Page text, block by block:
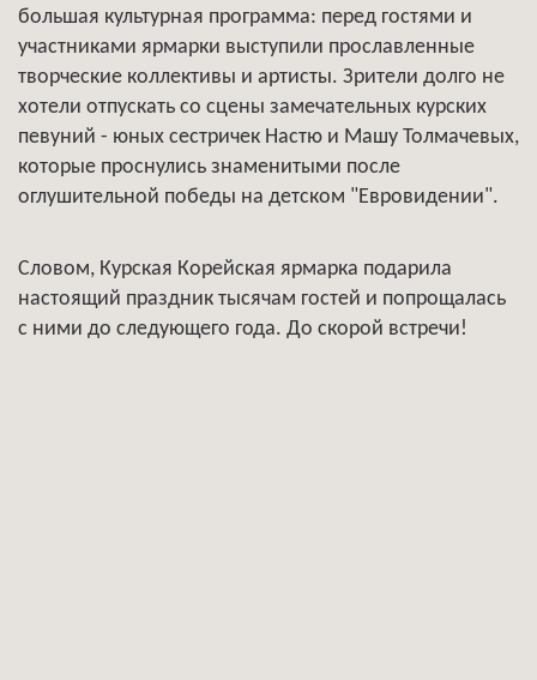
большая культурная программа: перед гостями и
участниками ярмарки выступили прославленные
творческие коллективы и артисты. Зрители долго не
хотели отпускать со сцены замечательных курских
певуний - юных сестричек Настю и Машу Толмачевых,
которые проснулись знаменитыми после
оглушительной победы на детском "Евровидении".
Словом, Курская Корейская ярмарка подарила
настоящий праздник тысячам гостей и попрощалась
с ними до следующего года. До скорой встречи!